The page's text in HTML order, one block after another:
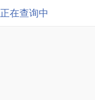
正在查询中